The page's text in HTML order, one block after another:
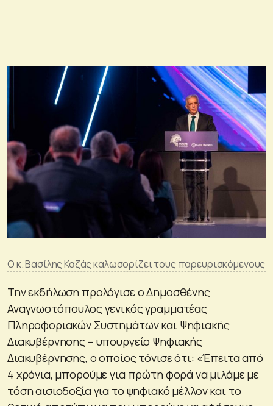
Ο κ. Βασίλης Καζάς καλωσορίζει τους παρευρισκόμενους
Την εκδήλωση προλόγισε ο Δημοσθένης
Αναγνωστόπουλος γενικός γραμματέας
Πληροφοριακών Συστημάτων και Ψηφιακής
Διακυβέρνησης – υπουργείο Ψηφιακής
Διακυβέρνησης, ο οποίος τόνισε ότι: «Έπειτα από
4 χρόνια, μπορούμε για πρώτη φορά να μιλάμε με
τόση αισιοδοξία για το ψηφιακό μέλλον και το